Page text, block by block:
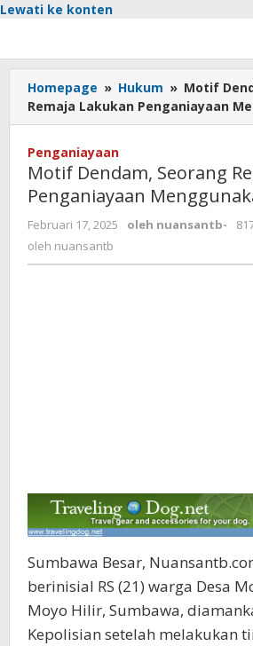
Lewati ke konten
Homepage » Hukum » Motif
Remaja Lakukan Penganiayaan
Penganiayaan
Motif Dendam, Seorang
Penganiayaan
Februari 17, 2025 oleh nuansantb-
oleh nuansantb
Sumbawa Besar,
berinisial RS (21) warga Desa
Moyo Hilir, Sumbawa,
Kepolisian setelah melakukan